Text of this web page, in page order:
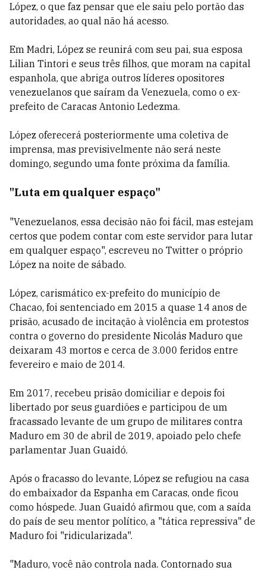
López, o que faz pensar que ele saiu pelo portão das
autoridades, ao qual não há acesso.
Em Madri, López se reunirá com seu pai, sua esposa
Lilian Tintori e seus três filhos, que moram na capital
espanhola, que abriga outros líderes opositores
venezuelanos que saíram da Venezuela, como o ex-
prefeito de Caracas Antonio Ledezma.
López oferecerá posteriormente uma coletiva de
imprensa, mas previsivelmente não será neste
domingo, segundo uma fonte próxima da família.
"Luta em qualquer espaço"
"Venezuelanos, essa decisão não foi fácil, mas estejam
certos que podem contar com este servidor para lutar
em qualquer espaço", escreveu no Twitter o próprio
López na noite de sábado.
López, carismático ex-prefeito do município de
Chacao, foi sentenciado em 2015 a quase 14 anos de
prisão, acusado de incitação à violência em protestos
contra o governo do presidente Nicolás Maduro que
deixaram 43 mortos e cerca de 3.000 feridos entre
fevereiro e maio de 2014.
Em 2017, recebeu prisão domiciliar e depois foi
libertado por seus guardiões e participou de um
fracassado levante de um grupo de militares contra
Maduro em 30 de abril de 2019, apoiado pelo chefe
parlamentar Juan Guaidó.
Após o fracasso do levante, López se refugiou na casa
do embaixador da Espanha em Caracas, onde ficou
como hóspede. Juan Guaidó afirmou que, com a saída
do país de seu mentor político, a "tática repressiva" de
Maduro foi "ridicularizada".
"Maduro, você não controla nada. Contornado sua